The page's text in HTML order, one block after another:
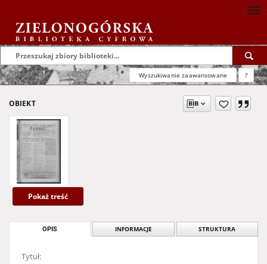
Wyszukiwanie zaawansowane ?
OBIEKT
Pokaż treść
OPIS INFORMACJE STRUKTURA
Tytuł: